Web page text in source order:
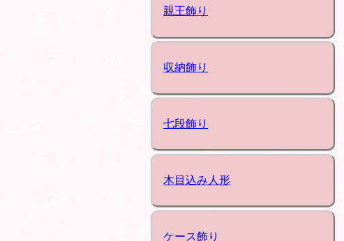
親王飾り
収納飾り
七段飾り
木目込み人形
ケース飾り